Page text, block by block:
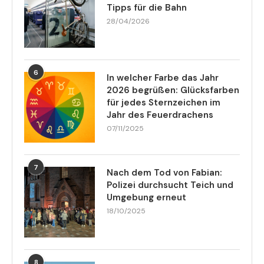
Tipps für die Bahn
28/04/2026
6
In welcher Farbe das Jahr
2026 begrüßen: Glücksfarben
für jedes Sternzeichen im
Jahr des Feuerdrachens
07/11/2025
7
Nach dem Tod von Fabian:
Polizei durchsucht Teich und
Umgebung erneut
18/10/2025